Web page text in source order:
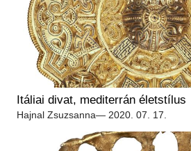
Itáliai divat, mediterrán életstílus
Hajnal Zsuzsanna— 2020. 07. 17.